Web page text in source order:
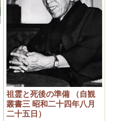
ないものがある。
祖霊と死後の準備 （自観
叢書三 昭和二十四年八月
二十五日）